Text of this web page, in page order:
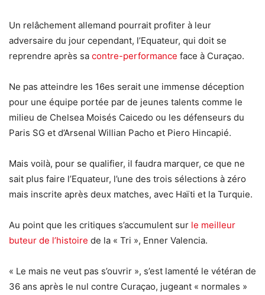
Un relâchement allemand pourrait profiter à leur
adversaire du jour cependant, l’Equateur, qui doit se
reprendre après sa contre-performance face à Curaçao.
Ne pas atteindre les 16es serait une immense déception
pour une équipe portée par de jeunes talents comme le
milieu de Chelsea Moisés Caicedo ou les défenseurs du
Paris SG et d’Arsenal Willian Pacho et Piero Hincapié.
Mais voilà, pour se qualifier, il faudra marquer, ce que ne
sait plus faire l’Equateur, l’une des trois sélections à zéro
mais inscrite après deux matches, avec Haïti et la Turquie.
Au point que les critiques s’accumulent sur le meilleur
buteur de l’histoire de la « Tri », Enner Valencia.
« Le mais ne veut pas s’ouvrir », s’est lamenté le vétéran de
36 ans après le nul contre Curaçao, jugeant « normales »